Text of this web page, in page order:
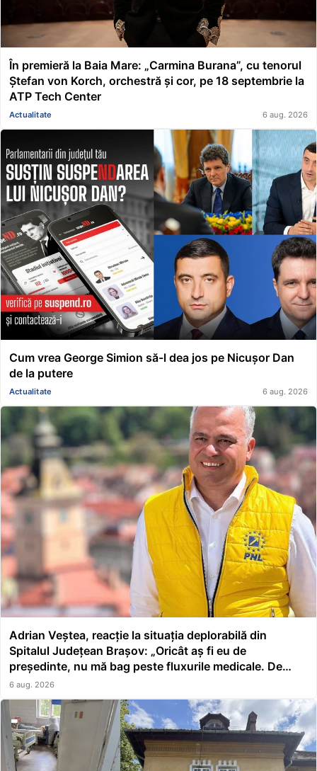
În premieră la Baia Mare: „Carmina Burana”, cu tenorul
Ștefan von Korch, orchestră și cor, pe 18 septembrie la
ATP Tech Center
Actualitate 6 aug. 2026
Cum vrea George Simion să-l dea jos pe Nicușor Dan
de la putere
Actualitate 6 aug. 2026
Adrian Veștea, reacție la situația deplorabilă din
Spitalul Județean Brașov: „Oricât aș fi eu de
președinte, nu mă bag peste fluxurile medicale. De
asta a făcut școală managerul”
6 aug. 2026